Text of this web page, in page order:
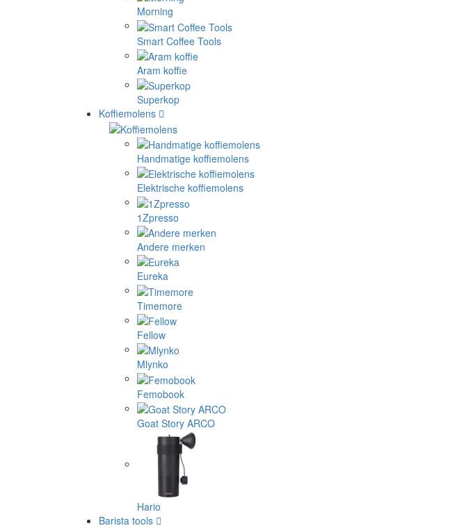
Morning
Smart Coffee Tools
Aram koffie
Superkop
Koffiemolens
Handmatige koffiemolens
Elektrische koffiemolens
1Zpresso
Andere merken
Eureka
Timemore
Fellow
Mlynko
Femobook
Goat Story ARCO
Hario
Barista tools